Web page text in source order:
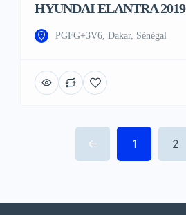
HYUNDAI ELANTRA 2019
PGFG+3V6, Dakar, Sénégal
1 2